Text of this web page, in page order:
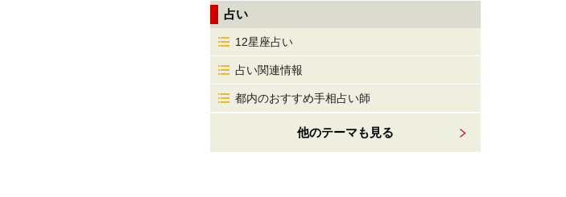
占い
12星座占い
占い関連情報
都内のおすすめ手相占い師
他のテーマも見る